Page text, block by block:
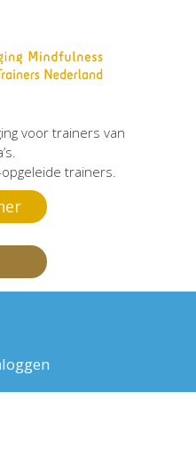
voor trainers van
opgeleide trainers.